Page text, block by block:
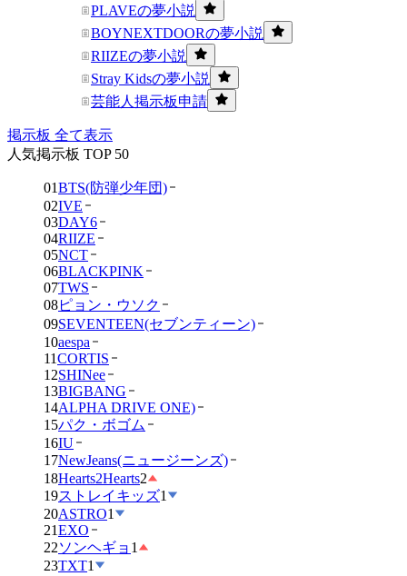
PLAVEの夢小説
BOYNEXTDOORの夢小説
RIIZEの夢小説
Stray Kidsの夢小説
芸能人掲示板申請
掲示板 全て表示
人気掲示板 TOP 50
01BTS(防弾少年団)
02IVE
03DAY6
04RIIZE
05NCT
06BLACKPINK
07TWS
08ピョン・ウソク
09SEVENTEEN(セブンティーン)
10aespa
11CORTIS
12SHINee
13BIGBANG
14ALPHA DRIVE ONE)
15パク・ボゴム
16IU
17NewJeans(ニュージーンズ)
18Hearts2Hearts2
19ストレイキッズ1
20ASTRO1
21EXO
22ソンヘギョ 1
23TXT1